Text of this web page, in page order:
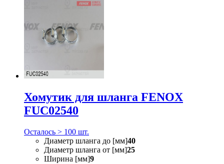
Хомутик для шланга FENOX
FUC02540
Осталось > 100 шт.
Диаметр шланга до [мм]40
Диаметр шланга от [мм]25
Ширина [мм]9